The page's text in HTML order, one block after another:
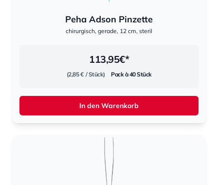
Peha Adson Pinzette
chirurgisch, gerade, 12 cm, steril
113,95€*
(2,85 € / Stück) Pack à 40 Stück
In den Warenkorb